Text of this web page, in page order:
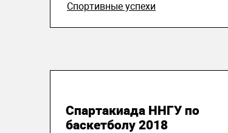
Спортивные успехи
Спартакиада ННГУ по
баскетболу 2018